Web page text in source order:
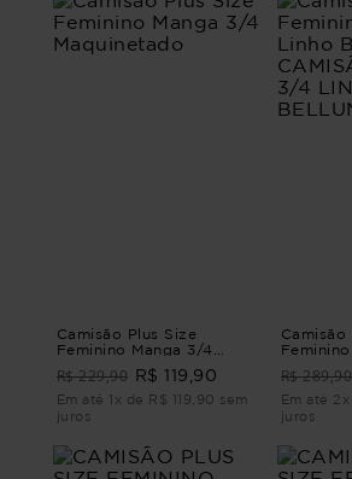
Camisão Plus Size
Feminino Manga 3/4
Maquinetado
R$ 229,90 R$ 119,90
Em até 1x de R$ 119,90 sem
juros
Camisão
Linho
MANGA
R$ 289,90
Em até
juros